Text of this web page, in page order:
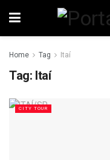
Home Tag Itaí
Tag: Itaí
CITY TOUR